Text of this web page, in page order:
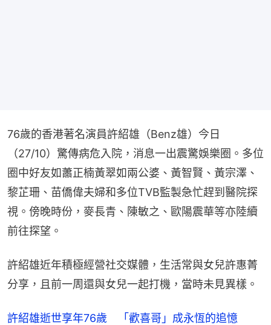
76歲的香港著名演員許紹雄（Benz雄）今日
（27/10）驚傳病危入院，消息一出震驚娛樂圈。多位
圈中好友如蕭正楠黃翠如兩公婆、黃智賢、黃宗澤、
黎芷珊、苗僑偉夫婦和多位TVB監製急忙趕到醫院探
視。傍晚時份，麥長青、陳敏之、歐陽震華等亦陸續
前往探望。
許紹雄近年積極經營社交媒體，生活常與女兒許惠菁
分享，且前一周還與女兒一起打機，當時未見異樣。
許紹雄逝世享年76歲 「歡喜哥」成永恆的追憶